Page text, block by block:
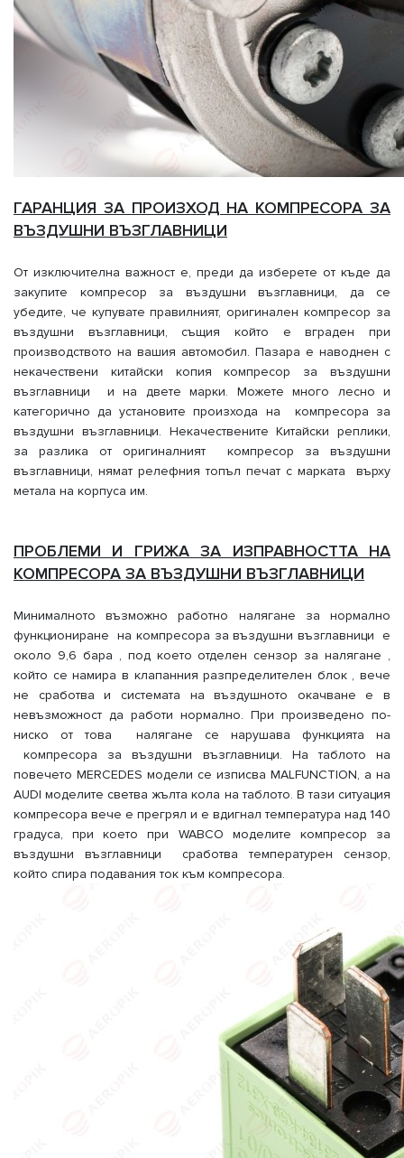
ГАРАНЦИЯ ЗА ПРОИЗХОД НА КОМПРЕСОРА ЗА
ВЪЗДУШНИ ВЪЗГЛАВНИЦИ
От изключителна важност е, преди да изберете от къде да
закупите компресор за въздушни възглавници, да се
убедите, че купувате правилният, оригинален компресор за
въздушни възглавници, същия който е вграден при
производството на вашия автомобил. Пазара е наводнен с
некачествени китайски копия компресор за въздушни
възглавници и на двете марки. Можете много лесно и
категорично да установите произхода на компресора за
въздушни възглавници. Некачествените Китайски реплики,
за разлика от оригиналният компресор за въздушни
възглавници, нямат релефния топъл печат с марката върху
метала на корпуса им.
ПРОБЛЕМИ И ГРИЖА ЗА ИЗПРАВНОСТТА НА
КОМПРЕСОРА ЗА ВЪЗДУШНИ ВЪЗГЛАВНИЦИ
Минималното възможно работно налягане за нормално
функциониране на компресора за въздушни възглавници е
около 9,6 бара , под което отделен сензор за налягане ,
който се намира в клапанния разпределителен блок , вече
не сработва и системата на въздушното окачване е в
невъзможност да работи нормално. При произведено по-
ниско от това налягане се нарушава функцията на
компресора за въздушни възглавници. На таблото на
повечето MERCEDES модели се изписва MALFUNCTION, а на
AUDI моделите светва жълта кола на таблото. В тази ситуация
компресора вече е прегрял и е вдигнал температура над 140
градуса, при което при WABCO моделите компресор за
въздушни възглавници сработва температурен сензор,
който спира подавания ток към компресора.